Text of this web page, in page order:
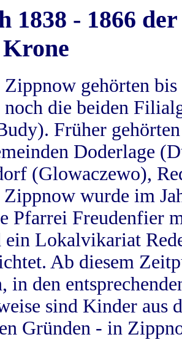
1838 - 1866
gehörten
die beiden
Früher
Doderlage
(Glowaczewo),
wurde im
Pfarrei Freudenfier
ein Lokalvikariat
Ab diesem
in den
sind Kinder aus
Gründen - in